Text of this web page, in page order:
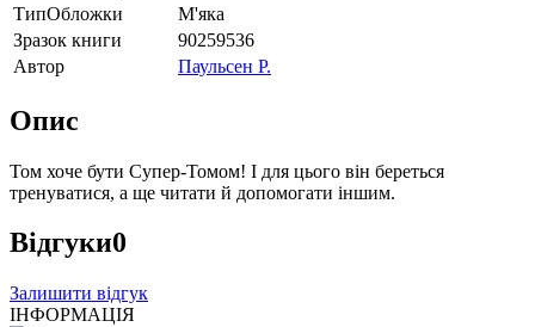
ТипОбложки
М'яка
Зразок книги
90259536
Автор
Паульсен Р.
Опис
Том хоче бути Супер-Томом! І для цього він береться
тренуватися, а ще читати й допомогати іншим.
Відгуки0
Залишити відгук
ІНФОРМАЦІЯ